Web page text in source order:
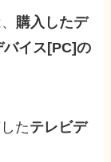
購入したデ
イス[PC]の
たテレビデ